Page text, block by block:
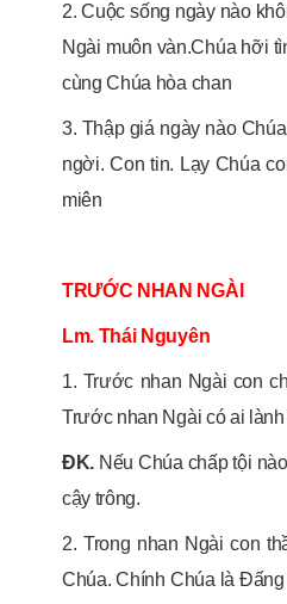
2. Cuộc sống ngày nào
Ngài muôn vàn.Chúa hỡi
cùng Chúa hòa chan
3. Thập giá ngày nào
ngời. Con tin. Lạy Chúa
miên
TRƯỚC NHAN NGÀI
Lm. Thái Nguyên
1. Trước nhan Ngài con
Trước nhan Ngài có ai
ĐK. Nếu Chúa chấp tội
cậy trông.
2. Trong nhan Ngài con
Chúa. Chính Chúa là